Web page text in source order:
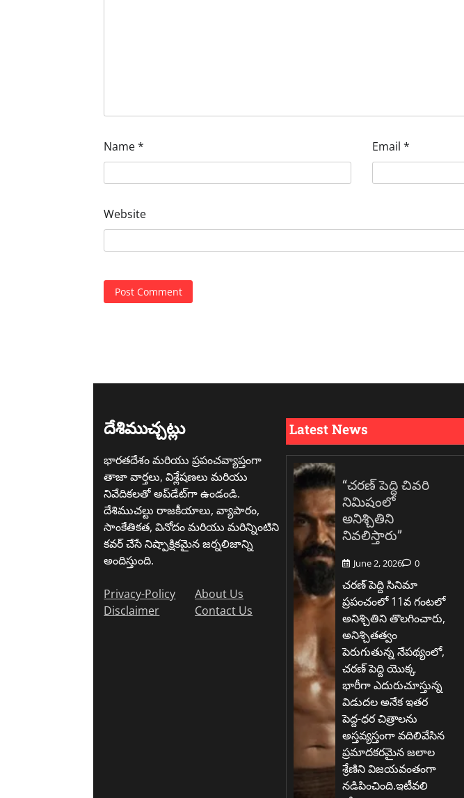
Name* Email*
Website
దేశిముచ్చట్లు
భారతదేశం మరియు ప్రపంచవ్యాప్తంగా
తాజా వార్తలు, విశ్లేషణలు మరియు
నివేదికలతో అప్‌డేట్‌గా ఉండండి.
దేశిముచల్టు రాజకీయాలు, వ్యాపారం,
సాంకేతికత, వినోదం మరియు మరిన్నింటిని
కవర్ చేసే నిష్పాక్షికమైన జర్నలిజాన్ని
అందిస్తుంది.
Privacy-Policy
Disclaimer
About Us
Contact Us
Latest News
“చరణ్ పెద్ది చివరి
నిమిషంలో
అనిశ్చితిని
నివలిస్తారు”
June 2, 2026 0
చరణ్ పెద్ది సినిమా
ప్రపంచంలో 11వ గంటలో
అనిశ్చితిని తొలగించారు,
అనిశ్చితత్వం
పెరుగుతున్న నేపథ్యంలో,
చరణ్ పెద్ది యొక్క
భారీగా ఎదురుచూస్తున్న
విడుదల అనేక ఇతర
పెద్ద-ధర చిత్రాలను
అస్తవ్యస్తంగా వదిలివేసిన
ప్రమాదకరమైన జలాల
శ్రేణిని విజయవంతంగా
నడిపించింది.ఇటీవలి